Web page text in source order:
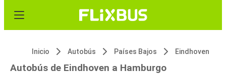
Inicio Autobús Países Bajos Eindhoven
Autobús de Eindhoven a Hamburgo